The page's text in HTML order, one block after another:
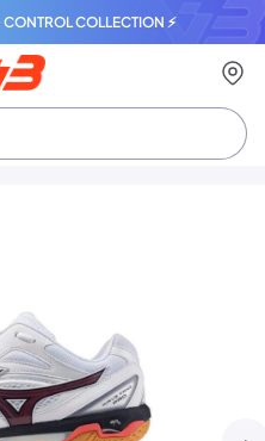
COLLECTION ⚡